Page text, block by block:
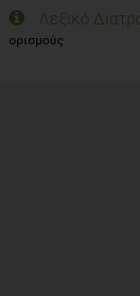
Λεξικό
ορισμούς